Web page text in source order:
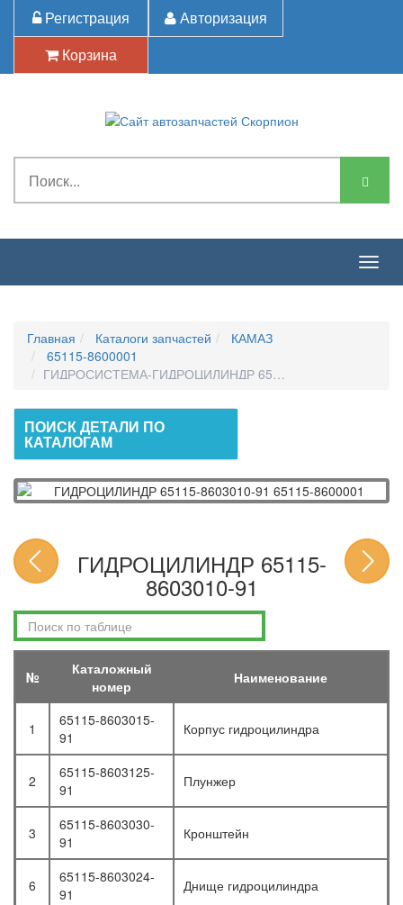
Регистрация
Авторизация
Корзина
Главная Каталоги запчастей
КАМАЗ
65115-8600001
ГИДРОСИСТЕМА-ГИДРОЦИЛИНДР 65115-8603010-91
ПОИСК ДЕТАЛИ ПО
КАТАЛОГАМ
ГИДРОЦИЛИНДР 65115-
8603010-91
№
Каталожный
номер
Наименование
1
65115-8603015-
91
Корпус гидроцилиндра
2
65115-8603125-
91
Плунжер
3
65115-8603030-
91
Кронштейн
6
65115-8603024-
91
Днище гидроцилиндра